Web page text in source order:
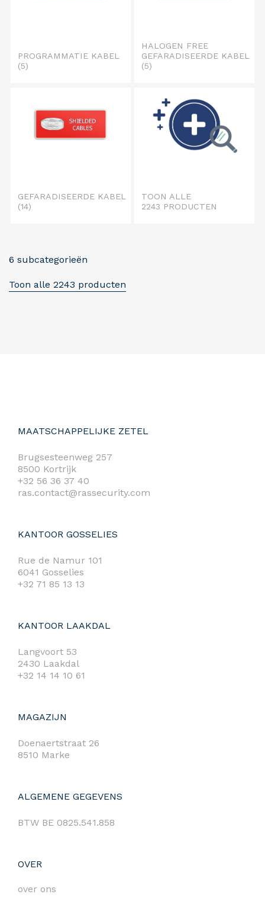
PROGRAMMATIE KABEL
(5)
HALOGEN FREE
GEFARADISEERDE KABEL
(5)
GEFARADISEERDE KABEL
(14)
TOON ALLE
2243 PRODUCTEN
6 subcategorieën
Toon alle 2243 producten
MAATSCHAPPELIJKE ZETEL
Brugsesteenweg 257
8500 Kortrijk
+32 56 36 37 40
ras.contact@rassecurity.com
KANTOOR GOSSELIES
Rue de Namur 101
6041 Gosselies
+32 71 85 13 13
KANTOOR LAAKDAL
Langvoort 53
2430 Laakdal
+32 14 14 10 61
MAGAZIJN
Doenaertstraat 26
8510 Marke
ALGEMENE GEGEVENS
BTW BE 0825.541.858
OVER
over ons